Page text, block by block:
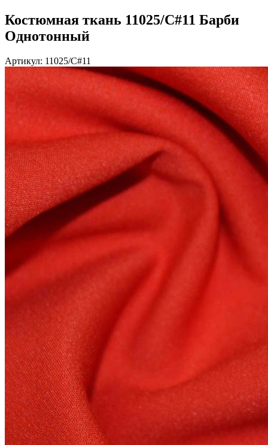
Костюмная ткань 11025/С#11 Барби
Однотонный
Артикул: 11025/С#11